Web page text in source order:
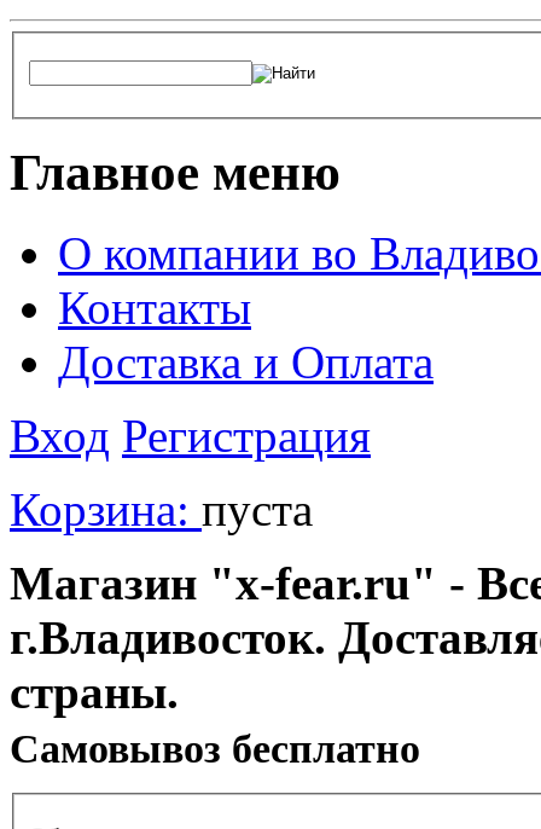
Главное меню
О компании во
Контакты
Доставка и Оплата
Вход Регистрация
Корзина: пуста
Магазин "x-fear.ru" -
г.Владивосток.
страны.
Cамовывоз бесплатно